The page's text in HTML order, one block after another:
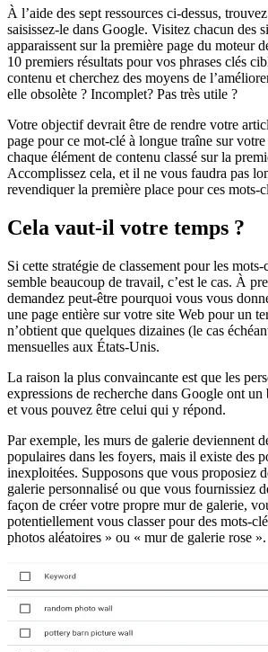
À l’aide des sept ressources ci-dessus,
saisissez-le dans Google. Visitez chacun des
apparaissent sur la première page du moteur
10 premiers résultats pour vos phrases clés
contenu et cherchez des moyens de
elle obsolète ? Incomplet? Pas très utile ?
Votre objectif devrait être de rendre votre
page pour ce mot-clé à longue traîne sur
chaque élément de contenu classé sur la
Accomplissez cela, et il ne vous faudra pas
revendiquer la première place pour ces mots-
Cela vaut-il votre temps ?
Si cette stratégie de classement pour les
semble beaucoup de travail, c’est le cas. À
demandez peut-être pourquoi vous vous
une page entière sur votre site Web pour un
n’obtient que quelques dizaines (le cas
mensuelles aux États-Unis.
La raison la plus convaincante est que les
expressions de recherche dans Google ont un
et vous pouvez être celui qui y répond.
Par exemple, les murs de galerie deviennent
populaires dans les foyers, mais il existe des
inexploitées. Supposons que vous proposiez
galerie personnalisé ou que vous fournissiez
façon de créer votre propre mur de galerie,
potentiellement vous classer pour des mots-
photos aléatoires » ou « mur de galerie rose ».